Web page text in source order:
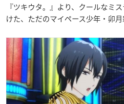
『ツキウタ。』より、クールな
けた、ただのマイペース少年・卯月